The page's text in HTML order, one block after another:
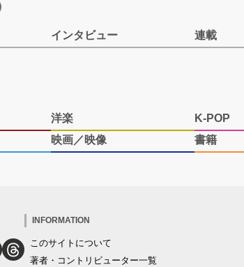
インタビュー 連載
洋楽 K-POP
映画／映像 書籍
INFORMATION
このサイトについて
著者・コントリビューター一覧